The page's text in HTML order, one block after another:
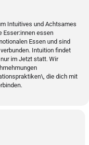
Intuitives und Achtsames
Esser:innen essen
Essen und sind
Intuition findet
im Jetzt statt. Wir
die dich mit